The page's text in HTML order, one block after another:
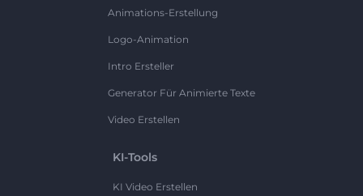
Animations-Erstellung
Logo-Animation
Intro Ersteller
Generator Für Animierte Texte
Video Erstellen
KI-Tools
KI Video Erstellen